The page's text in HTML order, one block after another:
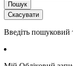
Пошук
Скасувати
Введіть пошуковий